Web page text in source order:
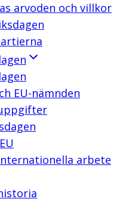
arvoden och villkor
EU-nämnden
arbete